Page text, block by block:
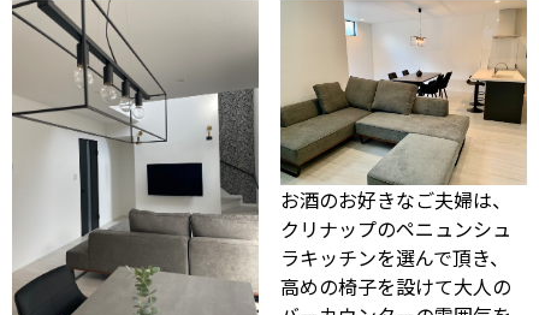
お酒のお好きなご夫婦は、
クリナップのペニュンシュ
ラキッチンを選んで頂き、
高めの椅子を設けて大人の